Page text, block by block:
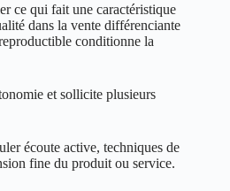
ce qui fait une caractéristique
dans la vente différenciante
conditionne la
et sollicite plusieurs
écoute active, techniques de
fine du produit ou service.